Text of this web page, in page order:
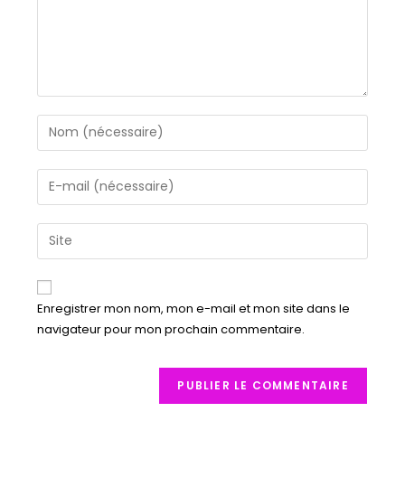
Enregistrer mon nom, mon e-mail et mon site dans le
navigateur pour mon prochain commentaire.